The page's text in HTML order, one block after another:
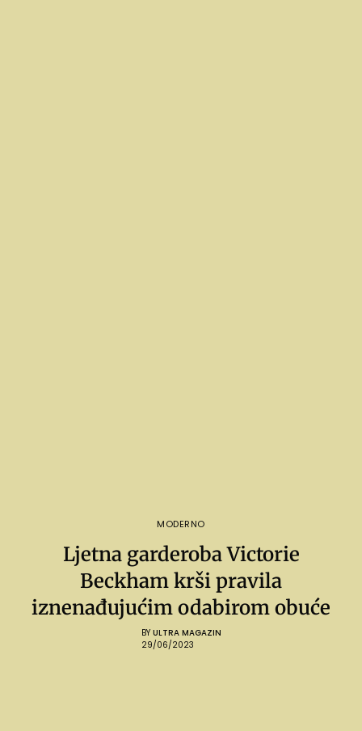
MODERNO
Ljetna garderoba Victorie
Beckham krši pravila
iznenađujućim odabirom obuće
BY ULTRA MAGAZIN
29/06/2023